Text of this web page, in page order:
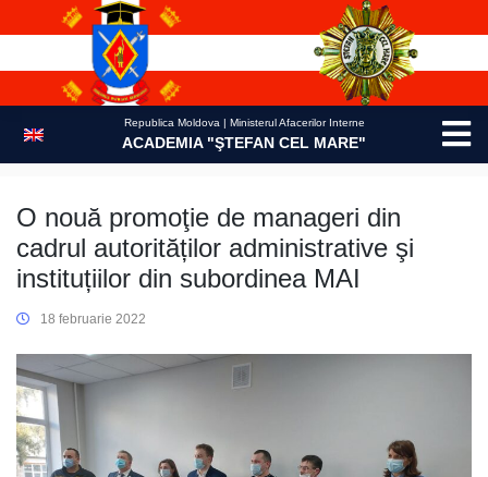
Republica Moldova | Ministerul Afacerilor Interne
ACADEMIA "ŞTEFAN CEL MARE"
O nouă promoţie de manageri din
cadrul autorităților administrative şi
instituțiilor din subordinea MAI
18 februarie 2022